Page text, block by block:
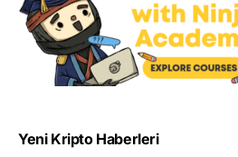
Yeni Kripto Haberleri